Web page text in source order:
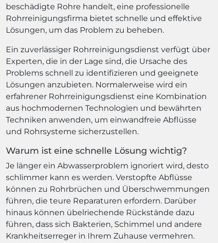
beschädigte Rohre handelt, eine professionelle
Rohrreinigungsfirma bietet schnelle und effektive
Lösungen, um das Problem zu beheben.
Ein zuverlässiger Rohrreinigungsdienst verfügt über
Experten, die in der Lage sind, die Ursache des
Problems schnell zu identifizieren und geeignete
Lösungen anzubieten. Normalerweise wird ein
erfahrener Rohrreinigungsdienst eine Kombination
aus hochmodernen Technologien und bewährten
Techniken anwenden, um einwandfreie Abflüsse
und Rohrsysteme sicherzustellen.
Warum ist eine schnelle Lösung wichtig?
Je länger ein Abwasserproblem ignoriert wird, desto
schlimmer kann es werden. Verstopfte Abflüsse
können zu Rohrbrüchen und Überschwemmungen
führen, die teure Reparaturen erfordern. Darüber
hinaus können übelriechende Rückstände dazu
führen, dass sich Bakterien, Schimmel und andere
Krankheitserreger in Ihrem Zuhause vermehren.